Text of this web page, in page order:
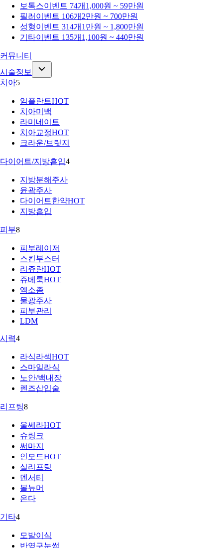
보톡스이벤트 74개 1,000원 ~ 59만원
필러 이벤트 106개 2만원 ~ 700만원
성형이벤트 314개 1만원 ~ 1,800만원
기타이벤트 135개 1,100원 ~ 440만원
커뮤니티
시술정보
치아5
임플란트HOT
치아미백
라미네이트
치아교정HOT
크라운/브릿지
다이어트/지방흡입4
지방분해주사
윤곽주사
다이어트한약HOT
지방흡입
피부8
피부레이저
스킨부스터
리쥬란HOT
쥬베룩HOT
엑소좀
물광주사
피부관리
LDM
시력4
라식라섹HOT
스마일라식
노안/백내장
렌즈삽입술
리프팅8
울쎄라HOT
슈링크
써마지
인모드HOT
실리프팅
덴서티
볼뉴머
온다
기타4
모발이식
반영구눈썹